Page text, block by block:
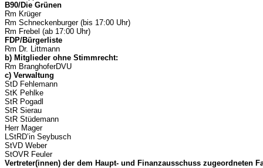
B90/Die Grünen
Rm Krüger
Rm Schneckenburger (bis 17:00 Uhr)
Rm Frebel (ab 17:00 Uhr)
FDP/Bürgerliste
Rm Dr. Littmann
b) Mitglieder ohne Stimmrecht:
Rm BranghoferDVU
c) Verwaltung
StD Fehlemann
StK Pehlke
StR Pogadl
StR Sierau
StR Stüdemann
Herr Mager
LStRD’in Seybusch
StVD Weber
StOVR Feuler
Vertreter(innen) der dem Haupt- und Finanzausschuss zugeordneten